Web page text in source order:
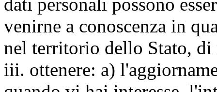
dati personali possono
venirne a conoscenza in
nel territorio dello Stato,
iii. ottenere: a)